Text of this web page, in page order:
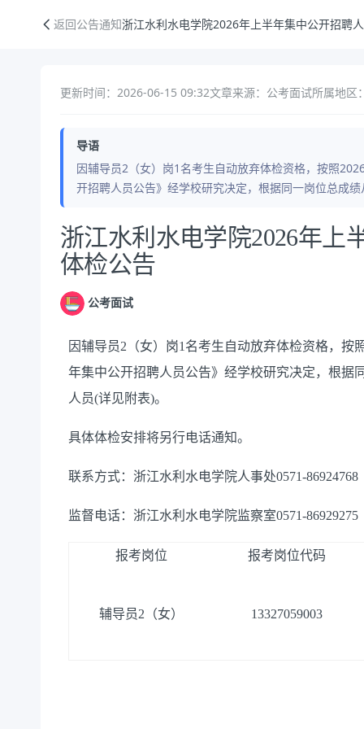
返回公告通知浙江水利水电学院2026年上半年集中公开招聘
更新时间：2026-06-15 09:32文章来源：公考面试所属地区
导语
因辅导员2（女）岗1名考生自动放弃体检资格，按照
开招聘人员公告》经学校研究决定，根据同一岗位总成
公告正文
浙江水利水电学院2026年上
体检公告
公考面试
因辅导员2 （女）岗1 名考生自动放弃体检资格，按
年集中公开招聘人员公告》经学校研究决定，根据
人员(详见附表)。
具体体检安排将另行电话通知。
联系方式：浙江水利水电学院人事处0571-86924768
监督电话：浙江水利水电学院监察室0571-86929275
报考岗位 报考岗位代码
辅导员2 （女） 13327059003